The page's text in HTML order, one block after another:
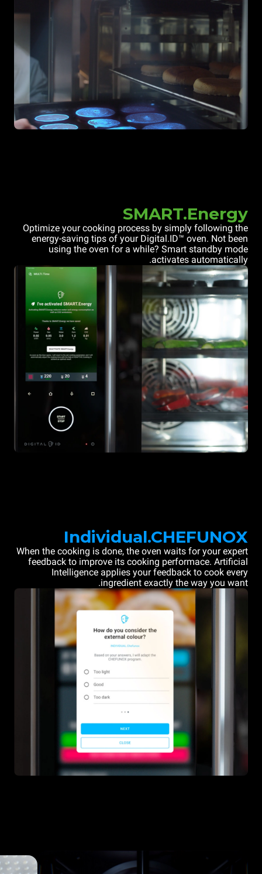
SMART.Energy
Optimize your cooking process by simply following the
energy-saving tips of your Digital.ID™ oven. Not been
using the oven for a while? Smart standby mode
activates automatically.
Individual.CHEFUNOX
When the cooking is done, the oven waits for your expert
feedback to improve its cooking performace. Artificial
Intelligence applies your feedback to cook every
ingredient exactly the way you want.